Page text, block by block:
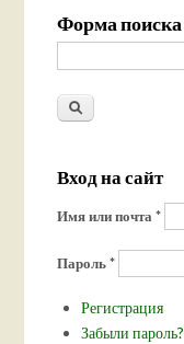
Форма поиска
Вход на сайт
Имя или почта*
Пароль*
Регистрация
Забыли пароль?